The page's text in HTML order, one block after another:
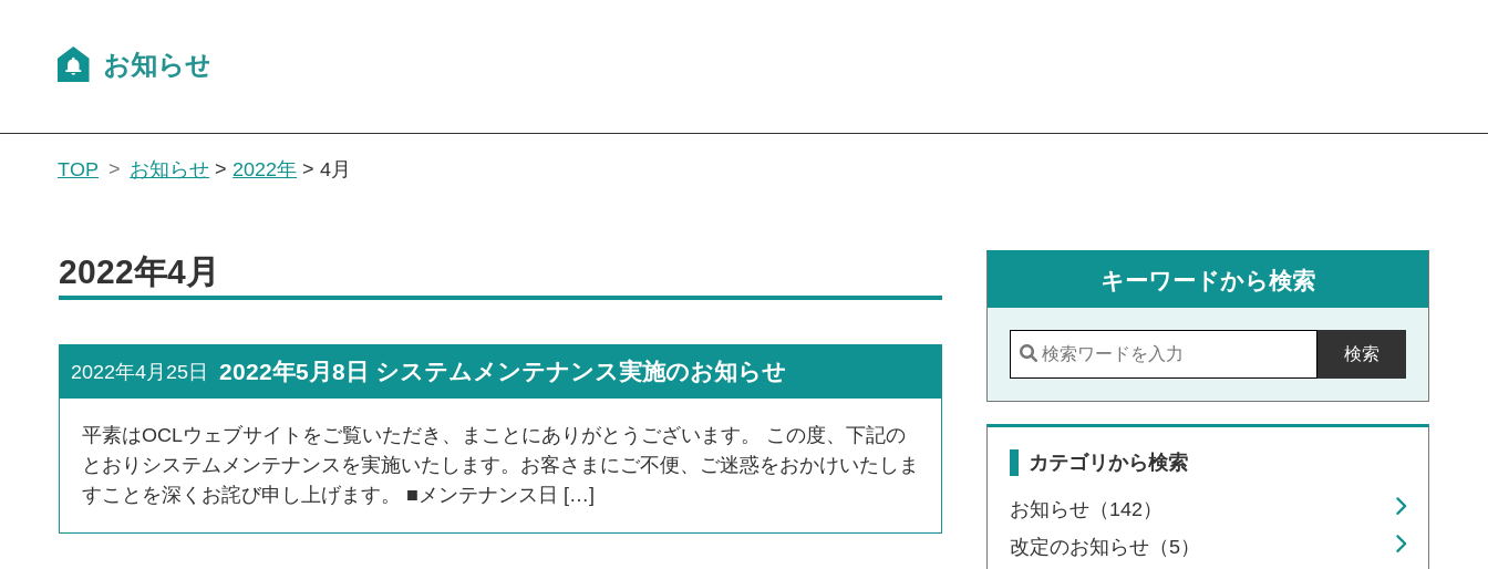
TOP お知らせ > 2022年 >4月
2022年4月
2022年4月25日 2022年5月8日 システムメンテナンス実施のお知らせ
平素はOCLウェブサイトをご覧いただき、まことにありがとうございます。 この度、下記の
とおりシステムメンテナンスを実施いたします。お客さまにご不便、ご迷惑をおかけいたしま
すことを深くお詫び申し上げます。 ■メンテナンス日 […]
キーワードから検索
検索
カテゴリから検索
お知らせ（142）
改定のお知らせ（5）